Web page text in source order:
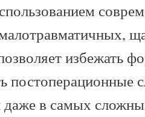
избежать
постоперационные
в самых